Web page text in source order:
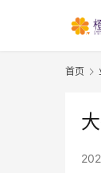
首页